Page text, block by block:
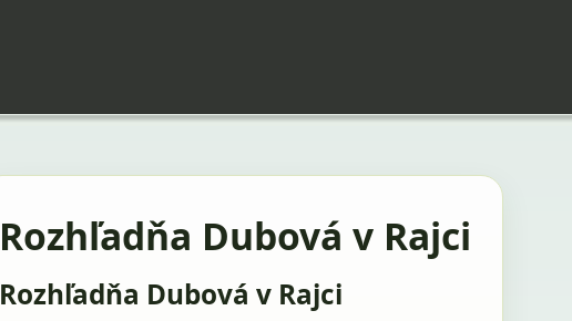
Rozhľadňa Dubová v Rajci
Rozhľadňa Dubová v Rajci